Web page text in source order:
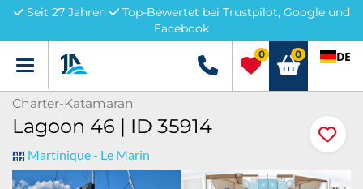
Seit 27 Jahren
Top-Bewertet bei Trustpilot, Google und
Facebook
Menü +49 5741 3222690
0 0 DE
Charter-Katamaran
Lagoon 46 | ID 35914
Martinique - Le Marin